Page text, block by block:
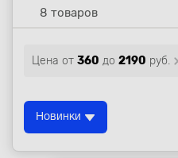
Оплата
Акции
Оптовым и корпоративным клиентам
8 товаров
Цена от 360 до 2190 руб.
Новинки